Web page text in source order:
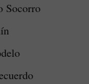
Socorro